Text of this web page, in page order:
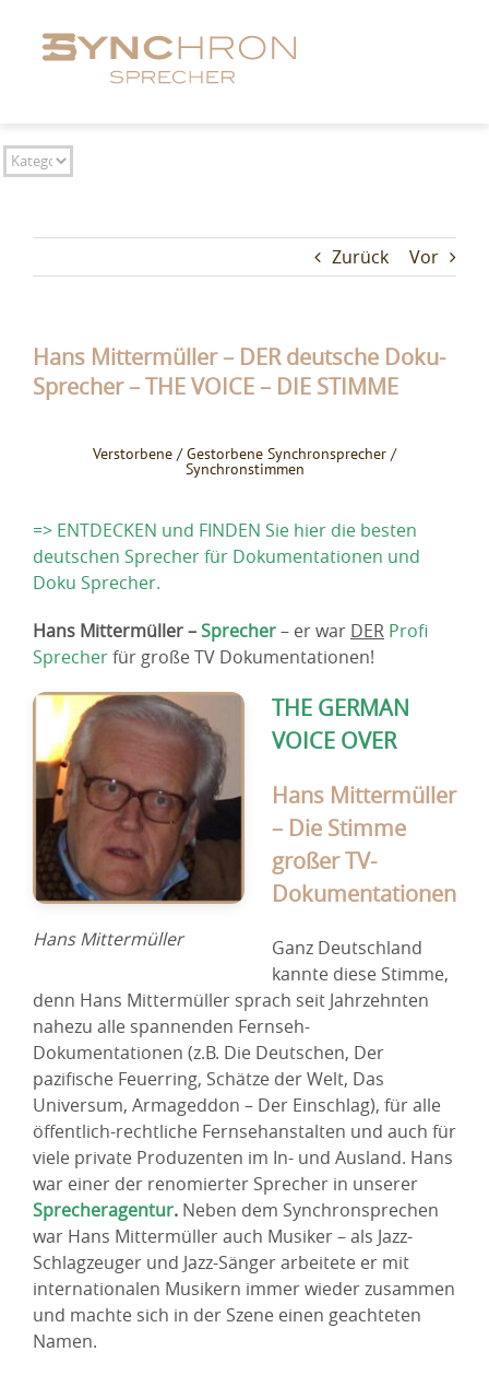
Inhalt
springen
Zurück Vor
Hans Mittermüller – DER deutsche Doku-
Sprecher – THE VOICE – DIE STIMME
Verstorbene / Gestorbene Synchronsprecher /
Synchronstimmen
=> ENTDECKEN und FINDEN Sie hier die besten
deutschen Sprecher für Dokumentationen und
Doku Sprecher.
Hans Mittermüller –Sprecher– er war DER Profi
Sprecherfür große TV Dokumentationen!
Hans Mittermüller
THE GERMAN
VOICE OVER
Hans Mittermüller
– Die Stimme
großer TV-
Dokumentationen
Ganz Deutschland
kannte diese Stimme,
denn Hans Mittermüller sprach seit Jahrzehnten
nahezu alle spannenden Fernseh-
Dokumentationen (z.B. Die Deutschen, Der
pazifische Feuerring, Schätze der Welt, Das
Universum, Armageddon – Der Einschlag), für alle
öffentlich-rechtliche Fernsehanstalten und auch für
viele private Produzenten im In- und Ausland. Hans
war einer der renomierter Sprecher in unserer
Sprecheragentur. Neben dem Synchronsprechen
war Hans Mittermüller auch Musiker – als Jazz-
Schlagzeuger und Jazz-Sänger arbeitete er mit
internationalen Musikern immer wieder zusammen
und machte sich in der Szene einen geachteten
Namen.